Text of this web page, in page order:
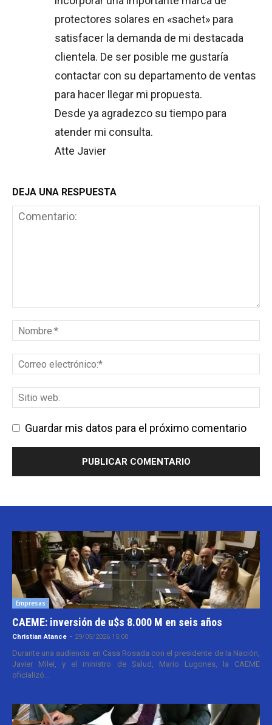
protectores solares en «sachet» para
satisfacer la demanda de mi destacada
clientela. De ser posible me gustaría
contactar con su departamento de ventas
para hacer llegar mi propuesta.
Desde ya agradezco su tiempo para
atender mi consulta.
Atte Javier
DEJA UNA RESPUESTA
Guardar mis datos para el próximo comentario
Empresas
CAEME: inversión de u$s 8.000 M en seis años
Christian Atance - 29/05/2026 15:00
Durante una audiencia en Casa Rosada con el presidente de la Nación,
Javier Milei, y el ministro de Salud, Mario Lugones, la CAEME
oficializó...